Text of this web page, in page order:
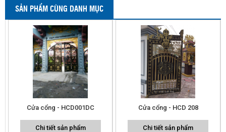
SẢN PHẨM CÙNG DANH MỤC
Cửa cổng - HCD001DC
Chi tiết sản phẩm
Cửa cổng - HCD 208
Chi tiết sản phẩm